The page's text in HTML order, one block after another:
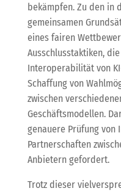
bekämpfen. Zu den in
gemeinsamen
eines fairen
Ausschlusstaktiken,
Interoperabilität von
Schaffung von
zwischen
Geschäftsmodellen.
genauere Prüfung von
Partnerschaften
Anbietern gefordert.
Trotz dieser